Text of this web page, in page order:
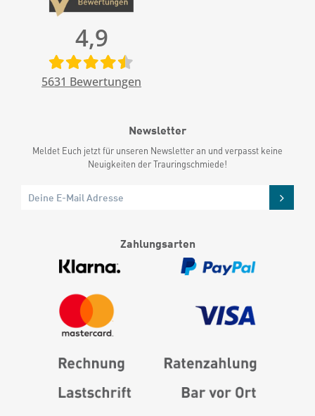
4,9
5631 Bewertungen
Newsletter
Meldet Euch jetzt für unseren Newsletter an und verpasst keine
Neuigkeiten der Trauringschmiede!
Zahlungsarten